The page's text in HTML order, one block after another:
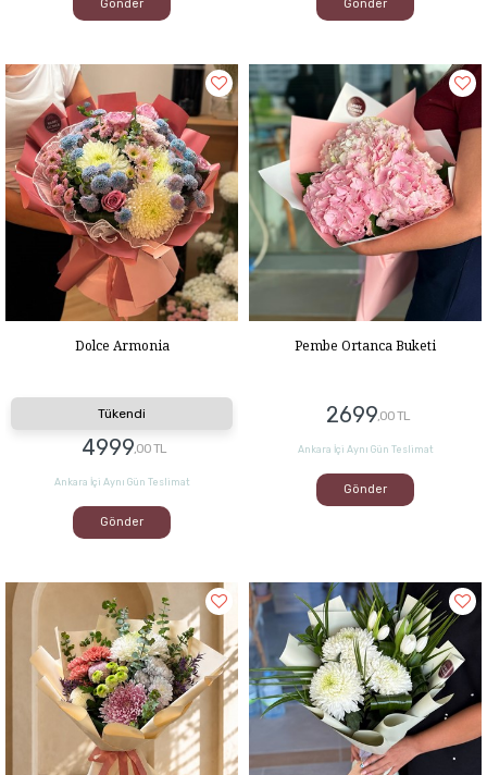
Gönder Gönder
Dolce Armonia
Tükendi
4999,00 TL
Ankara İçi Aynı Gün Teslimat
Gönder
Pembe Ortanca Buketi
2699,00 TL
Ankara İçi Aynı Gün Teslimat
Gönder